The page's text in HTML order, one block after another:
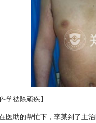
学祛除顽疾】
医助的帮忙下，李某到了主